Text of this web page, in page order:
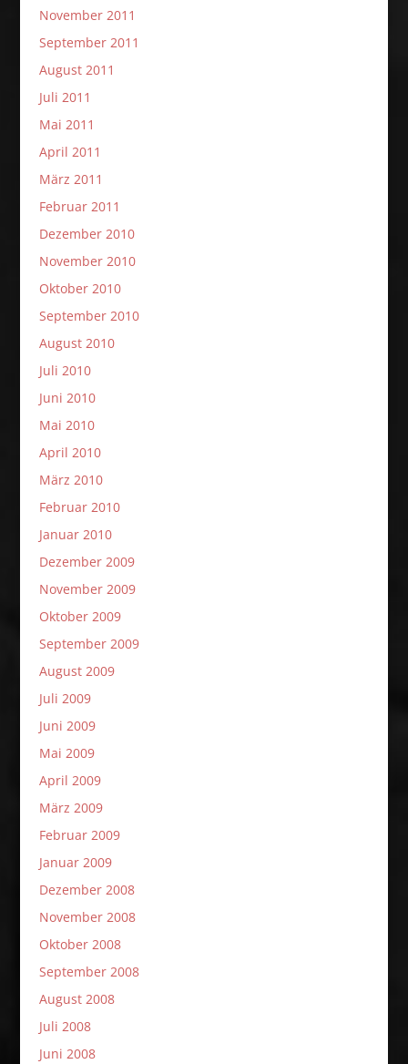
November 2011
September 2011
August 2011
Juli 2011
Mai 2011
April 2011
März 2011
Februar 2011
Dezember 2010
November 2010
Oktober 2010
September 2010
August 2010
Juli 2010
Juni 2010
Mai 2010
April 2010
März 2010
Februar 2010
Januar 2010
Dezember 2009
November 2009
Oktober 2009
September 2009
August 2009
Juli 2009
Juni 2009
Mai 2009
April 2009
März 2009
Februar 2009
Januar 2009
Dezember 2008
November 2008
Oktober 2008
September 2008
August 2008
Juli 2008
Juni 2008